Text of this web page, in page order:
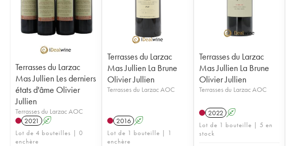
Terrasses du Larzac
Mas Jullien Les derniers
états d'âme Olivier
Jullien
Terrasses du Larzac AOC
2021
A
Lot de 4 bouteilles | 0
enchère
Terrasses du Larzac
Mas Jullien La Brune
Olivier Jullien
Terrasses du Larzac AOC
2016 A
Lot de 1 bouteille | 1
enchère
Terrasses du Larzac
Mas Jullien La Brune
Olivier Jullien
Terrasses du Larzac AOC
2022 A
Lot de 1 bouteille | 5 en
stock